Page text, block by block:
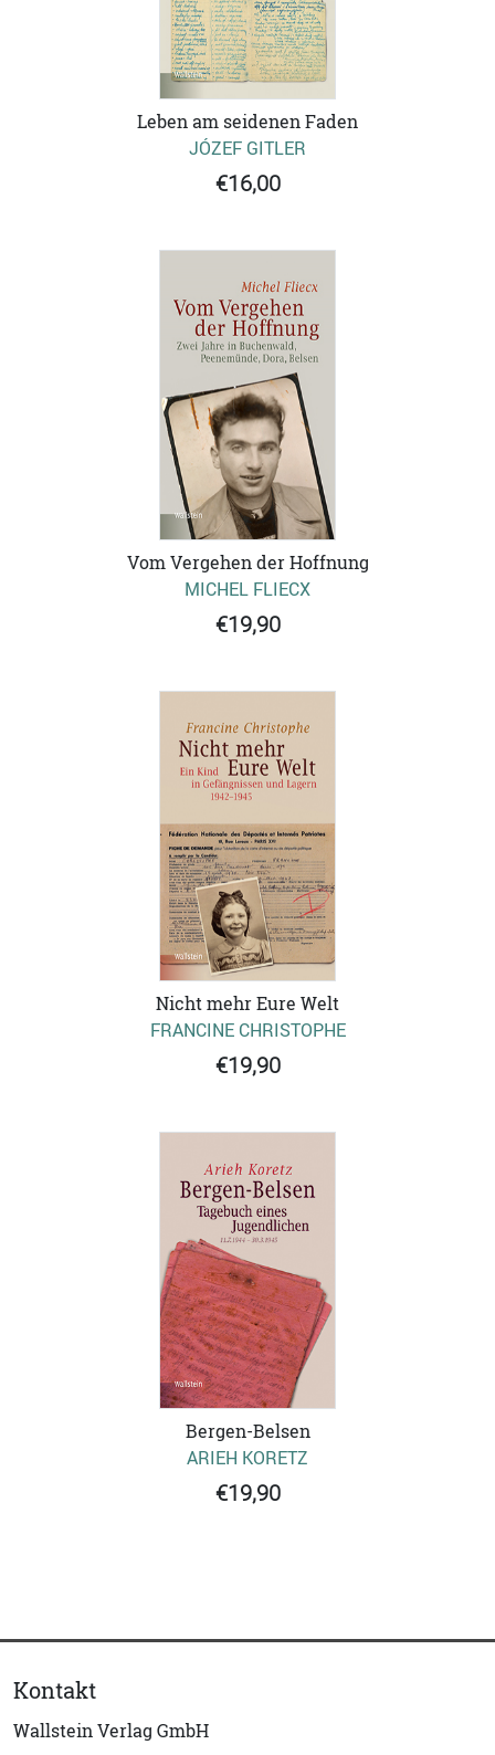
Leben am seidenen Faden
JÓZEF GITLER
€16,00
Vom Vergehen der Hoffnung
MICHEL FLIECX
€19,90
Nicht mehr Eure Welt
FRANCINE CHRISTOPHE
€19,90
Bergen-Belsen
ARIEH KORETZ
€19,90
Kontakt
Wallstein Verlag GmbH